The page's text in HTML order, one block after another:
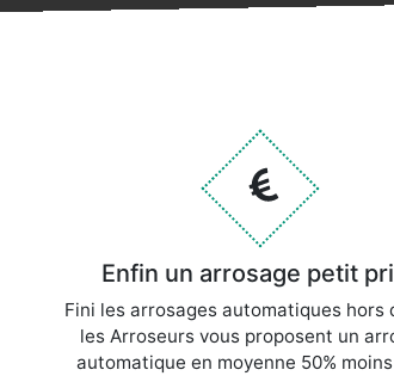
Enfin un arrosage petit
Fini les arrosages automatiques hors
les Arroseurs vous proposent un
automatique en moyenne 50% moins